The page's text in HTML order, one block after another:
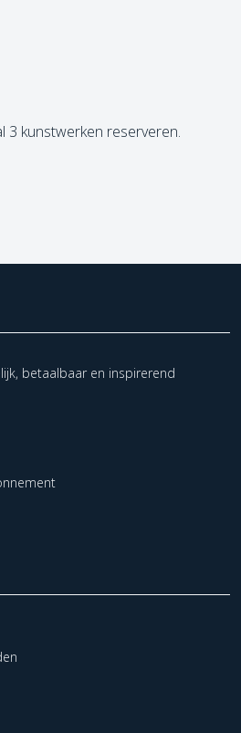
3 kunstwerken reserveren.
betaalbaar en inspirerend